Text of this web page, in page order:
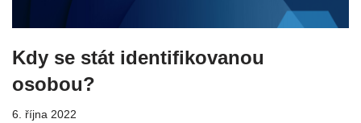
Kdy se stát identifikovanou
osobou?
6. října 2022